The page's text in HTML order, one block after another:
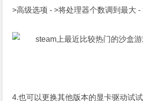
>高级选项 - >将处理器个数调到最大 -
4.也可以更换其他版本的显卡驱动试试